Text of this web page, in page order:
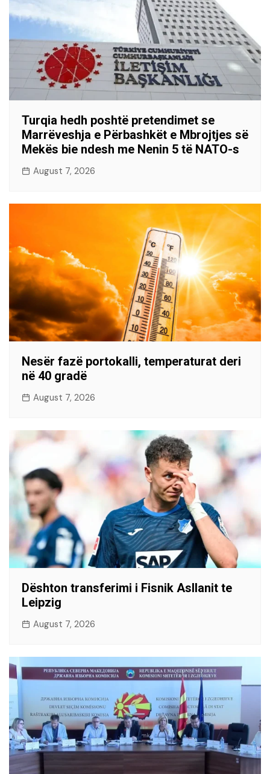
Turqia hedh poshtë pretendimet se
Marrëveshja e Përbashkët e Mbrojtjes së
Mekës bie ndesh me Nenin 5 të NATO-s
August 7, 2026
Nesër fazë portokalli, temperaturat deri
në 40 gradë
August 7, 2026
Dështon transferimi i Fisnik Asllanit te
Leipzig
August 7, 2026